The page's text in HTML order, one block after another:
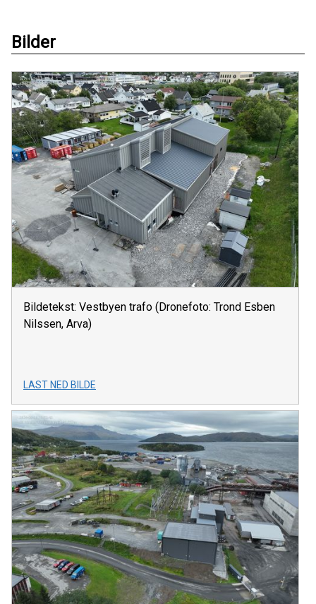
Bilder
Bildetekst: Vestbyen trafo (Dronefoto: Trond Esben
Nilssen, Arva)
LAST NED BILDE